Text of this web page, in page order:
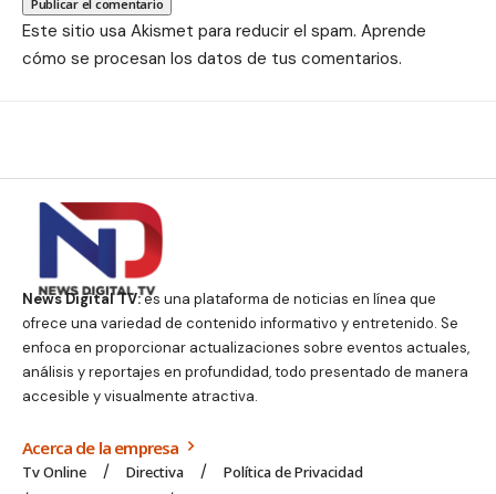
Este sitio usa Akismet para reducir el spam. Aprende
cómo se procesan los datos de tus comentarios.
News Digital TV:es una plataforma de noticias en línea que
ofrece una variedad de contenido informativo y entretenido. Se
enfoca en proporcionar actualizaciones sobre eventos actuales,
análisis y reportajes en profundidad, todo presentado de manera
accesible y visualmente atractiva.
Acerca de la empresa
Tv Online Directiva
Política de Privacidad